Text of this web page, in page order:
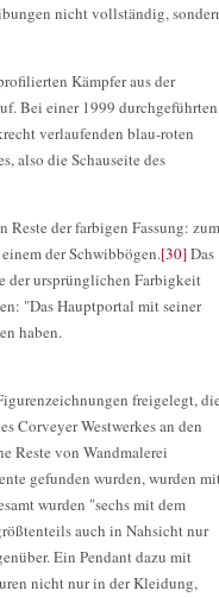
nicht vollständig,
Kämpfer aus der
Bei einer 1999 durchgeführten
verlaufenden blau-roten
also die Schauseite des
Reste der farbigen Fassung: zum
der Schwibbögen.[30]Das
der ursprünglichen Farbigkeit
"Das Hauptportal mit seiner
haben.
freigelegt,
Corveyer Westwerkes an den
Reste von Wandmalerei
gefunden wurden, wurden
wurden "sechs mit dem
auch in Nahsicht nur
Ein Pendant dazu mit
nicht nur in der Kleidung,